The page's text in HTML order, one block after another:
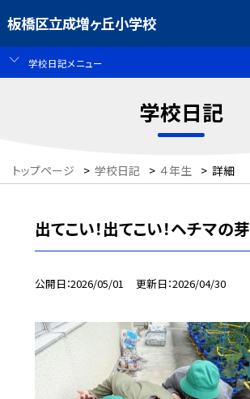
板橋区立成増ヶ丘小学校
学校日記メニュー
学校日記
トップページ > 学校日記 > ４年生 > 詳細
出てこい！出てこい！ヘチマの芽
公開日 2026/05/01 更新日 2026/04/30